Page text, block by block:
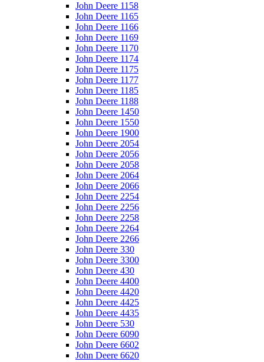
John Deere 1158
John Deere 1165
John Deere 1166
John Deere 1169
John Deere 1170
John Deere 1174
John Deere 1175
John Deere 1177
John Deere 1185
John Deere 1188
John Deere 1450
John Deere 1550
John Deere 1900
John Deere 2054
John Deere 2056
John Deere 2058
John Deere 2064
John Deere 2066
John Deere 2254
John Deere 2256
John Deere 2258
John Deere 2264
John Deere 2266
John Deere 330
John Deere 3300
John Deere 430
John Deere 4400
John Deere 4420
John Deere 4425
John Deere 4435
John Deere 530
John Deere 6090
John Deere 6602
John Deere 6620